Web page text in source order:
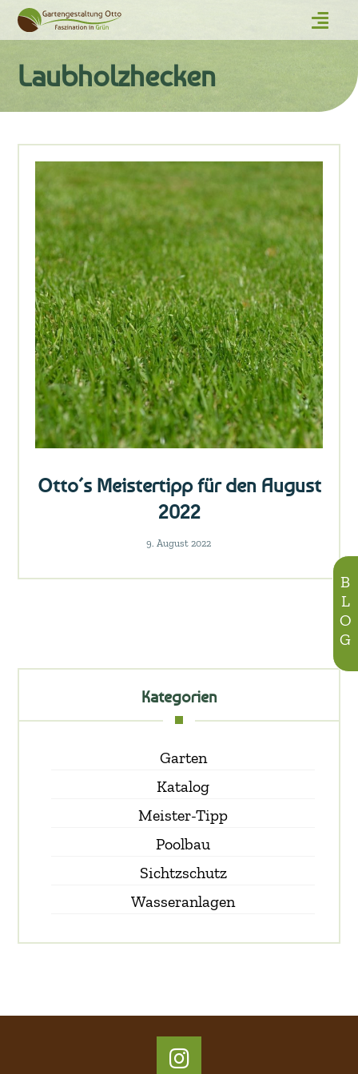
BLOG
Laubholzhecken
Otto´s Meistertipp für den August
2022
9. August 2022
Kategorien
Garten
Katalog
Meister-Tipp
Poolbau
Sichtzschutz
Wasseranlagen